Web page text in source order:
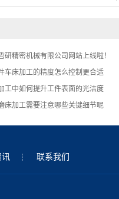
研精密机械有限公司网站上线啦！
车床加工的精度怎么控制更合适
工中如何提升工件表面的光洁度
床加工需要注意哪些关键细节呢
讯 联系我们